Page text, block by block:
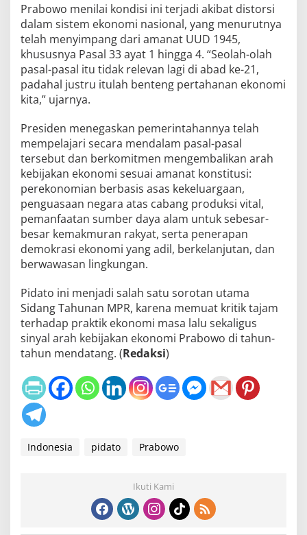
Prabowo menilai kondisi ini terjadi akibat distorsi
dalam sistem ekonomi nasional, yang menurutnya
telah menyimpang dari amanat UUD 1945,
khususnya Pasal 33 ayat 1 hingga 4. “Seolah-olah
pasal-pasal itu tidak relevan lagi di abad ke-21,
padahal justru itulah benteng pertahanan ekonomi
kita,” ujarnya.
Presiden menegaskan pemerintahannya telah
mempelajari secara mendalam pasal-pasal
tersebut dan berkomitmen mengembalikan arah
kebijakan ekonomi sesuai amanat konstitusi:
perekonomian berbasis asas kekeluargaan,
penguasaan negara atas cabang produksi vital,
pemanfaatan sumber daya alam untuk sebesar-
besar kemakmuran rakyat, serta penerapan
demokrasi ekonomi yang adil, berkelanjutan, dan
berwawasan lingkungan.
Pidato ini menjadi salah satu sorotan utama
Sidang Tahunan MPR, karena memuat kritik tajam
terhadap praktik ekonomi masa lalu sekaligus
sinyal arah kebijakan ekonomi Prabowo di tahun-
tahun mendatang. (Redaksi)
Indonesia pidato Prabowo
Ikuti Kami